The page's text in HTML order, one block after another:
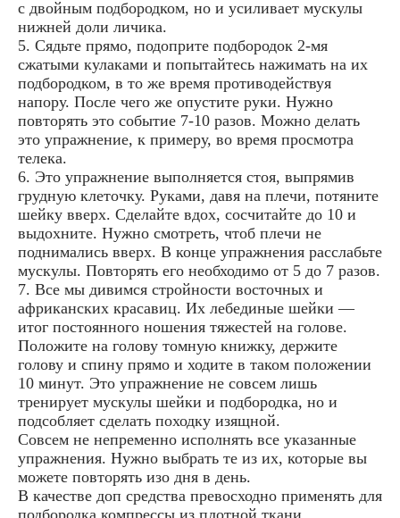
с двойным подбородком, но и усиливает мускулы
нижней доли личика.
5. Сядьте прямо, подоприте подбородок 2-мя
сжатыми кулаками и попытайтесь нажимать на их
подбородком, в то же время противодействуя
напору. После чего же опустите руки. Нужно
повторять это событие 7-10 разов. Можно делать
это упражнение, к примеру, во время просмотра
телека.
6. Это упражнение выполняется стоя, выпрямив
грудную клеточку. Руками, давя на плечи, потяните
шейку вверх. Сделайте вдох, сосчитайте до 10 и
выдохните. Нужно смотреть, чтоб плечи не
поднимались вверх. В конце упражнения расслабьте
мускулы. Повторять его необходимо от 5 до 7 разов.
7. Все мы дивимся стройности восточных и
африканских красавиц. Их лебединые шейки —
итог постоянного ношения тяжестей на голове.
Положите на голову томную книжку, держите
голову и спину прямо и ходите в таком положении
10 минут. Это упражнение не совсем лишь
тренирует мускулы шейки и подбородка, но и
подсобляет сделать походку изящной.
Совсем не непременно исполнять все указанные
упражнения. Нужно выбрать те из их, которые вы
можете повторять изо дня в день.
В качестве доп средства превосходно применять для
подбородка компрессы из плотной ткани,